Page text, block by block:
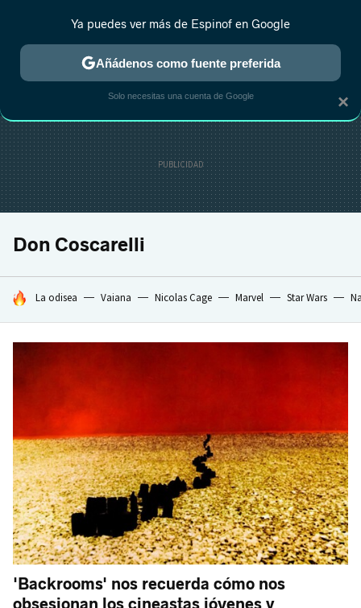
ESTRENOS REALITY ANIME RANKINGS CINE
Don Coscarelli
HOY SE HABLA DE
La odisea Vaiana Nicolas Cage Marvel Star Wars
'Backrooms' nos recuerda cómo nos
obsesionan los cineastas jóvenes y
×
Ya puedes ver más de Espinof en Google
Añádenos como fuente preferida
Solo necesitas una cuenta de Google